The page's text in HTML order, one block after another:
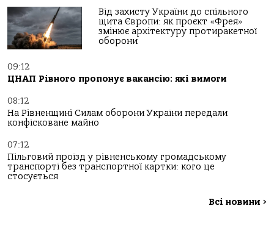
Від захисту України до спільного
щита Європи: як проєкт «Фрея»
змінює архітектуру протиракетної
оборони
09:12
ЦНАП Рівного пропонує вакансію: які вимоги
08:12
На Рівненщині Силам оборони України передали
конфісковане майно
07:12
Пільговий проїзд у рівненському громадському
транспорті без транспортної картки: кого це
стосується
Всі новини >